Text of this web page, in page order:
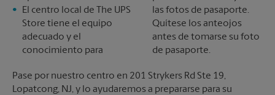
El centro local de The UPS
Store tiene el equipo
adecuado y el
conocimiento para
las fotos de pasaporte.
Quítese los anteojos
antes de tomarse su foto
de pasaporte.
Pase por nuestro centro en 201 Strykers Rd Ste 19,
Lopatcong, NJ, y lo ayudaremos a prepararse para su